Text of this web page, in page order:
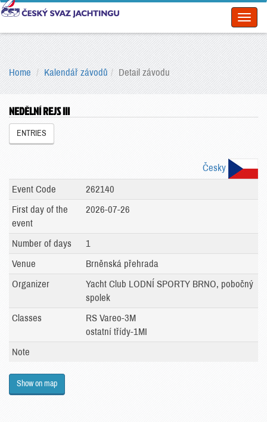
Home Kalendář závodů Detail závodu
NEDĚLNÍ REJS III
ENTRIES
Česky
Event Code
262140
First day of the
event
2026-07-26
Number of days
1
Venue
Brněnská přehrada
Organizer
Yacht Club LODNÍ SPORTY BRNO, pobočný
spolek
Classes
RS Vareo-3M
ostatní třídy-1MI
Note
Show on map